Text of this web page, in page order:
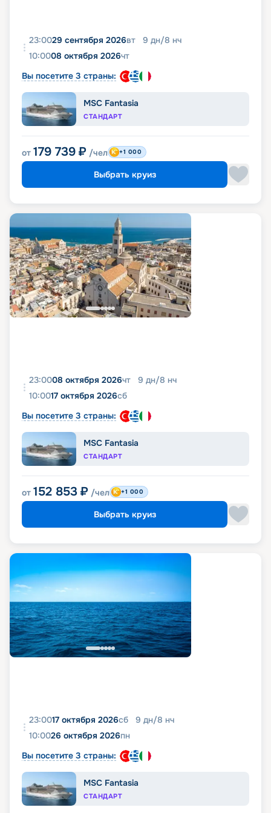
23:0029 сентября 2026вт 9 дн/8 нч
10:0008 октября 2026чт
Вы посетите 3 страны:
MSC Fantasia
СТАНДАРТ
от 179 739 ₽ /чел +1 000
Выбрать круиз
23:0008 октября 2026чт 9 дн/8 нч
10:0017 октября 2026сб
Вы посетите 3 страны:
MSC Fantasia
СТАНДАРТ
от 152 853 ₽ /чел +1 000
Выбрать круиз
23:0017 октября 2026сб 9 дн/8 нч
10:0026 октября 2026пн
Вы посетите 3 страны:
MSC Fantasia
СТАНДАРТ